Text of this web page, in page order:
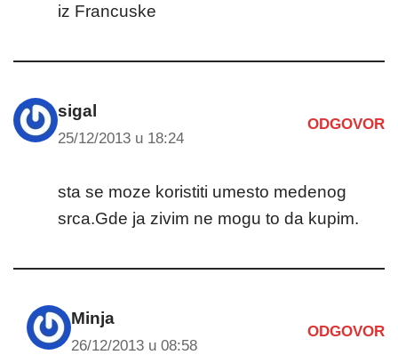
iz Francuske
sigal
25/12/2013 u 18:24
ODGOVOR
sta se moze koristiti umesto medenog
srca.Gde ja zivim ne mogu to da kupim.
Minja
26/12/2013 u 08:58
ODGOVOR